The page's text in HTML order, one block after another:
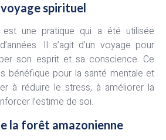
spirituel
une pratique qui a été utilisée
Il s’agit d’un voyage pour
son esprit et sa conscience. Ce
bénéfique pour la santé mentale et
à réduire le stress, à améliorer la
l’estime de soi.
la forêt amazonienne